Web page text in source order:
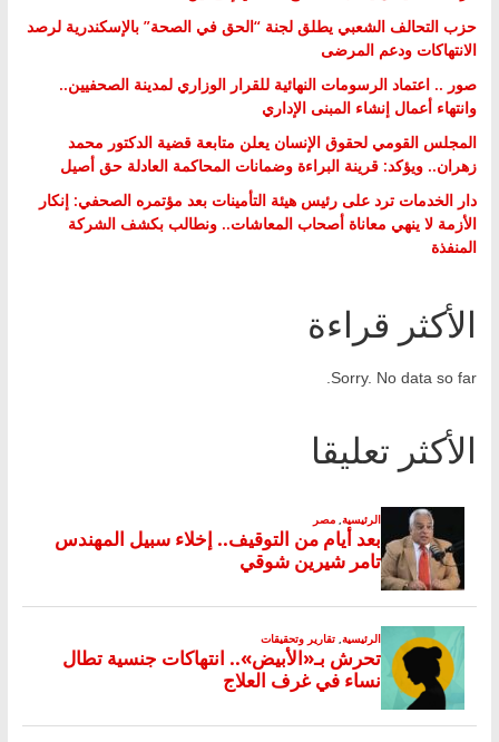
حزب التحالف الشعبي يطلق لجنة “الحق في الصحة” بالإسكندرية لرصد
الانتهاكات ودعم المرضى
صور .. اعتماد الرسومات النهائية للقرار الوزاري لمدينة الصحفيين..
وانتهاء أعمال إنشاء المبنى الإداري
المجلس القومي لحقوق الإنسان يعلن متابعة قضية الدكتور محمد
زهران.. ويؤكد: قرينة البراءة وضمانات المحاكمة العادلة حق أصيل
دار الخدمات ترد على رئيس هيئة التأمينات بعد مؤتمره الصحفي: إنكار
الأزمة لا ينهي معاناة أصحاب المعاشات.. ونطالب بكشف الشركة
المنفذة
الأكثر قراءة
Sorry. No data so far.
الأكثر تعليقا